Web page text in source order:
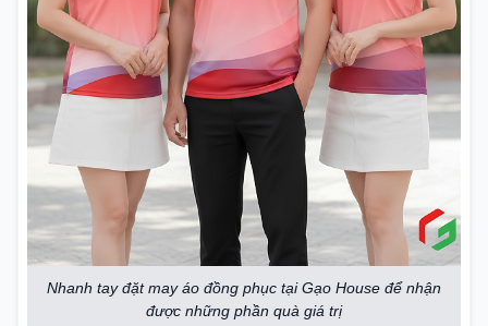
Nhanh tay đặt may áo đồng phục tại Gạo House để nhận
được những phần quà giá trị